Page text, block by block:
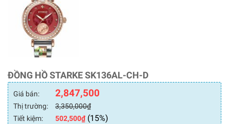
ĐỒNG HỒ STARKE SK136AL-CH-D
Giá bán: 2,847,500
Thị trường: 3,350,000₫
Tiết kiệm:
502,500₫(15%)